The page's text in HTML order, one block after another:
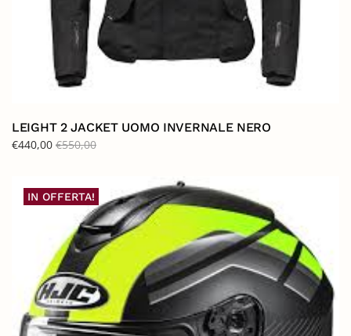
LEIGHT 2 JACKET UOMO INVERNALE NERO
€440,00 €550,00
IN OFFERTA!